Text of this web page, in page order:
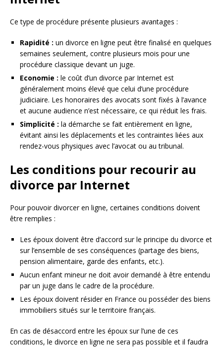
Ce type de procédure présente plusieurs avantages :
Rapidité : un divorce en ligne peut être finalisé en quelques
semaines seulement, contre plusieurs mois pour une
procédure classique devant un juge.
Economie : le coût d’un divorce par Internet est
généralement moins élevé que celui d’une procédure
judiciaire. Les honoraires des avocats sont fixés à l’avance
et aucune audience n’est nécessaire, ce qui réduit les frais.
Simplicité : la démarche se fait entièrement en ligne,
évitant ainsi les déplacements et les contraintes liées aux
rendez-vous physiques avec l’avocat ou au tribunal.
Les conditions pour recourir au
divorce par Internet
Pour pouvoir divorcer en ligne, certaines conditions doivent
être remplies :
Les époux doivent être d’accord sur le principe du divorce et
sur l’ensemble de ses conséquences (partage des biens,
pension alimentaire, garde des enfants, etc.).
Aucun enfant mineur ne doit avoir demandé à être entendu
par un juge dans le cadre de la procédure.
Les époux doivent résider en France ou posséder des biens
immobiliers situés sur le territoire français.
En cas de désaccord entre les époux sur l’une de ces
conditions, le divorce en ligne ne sera pas possible et il faudra